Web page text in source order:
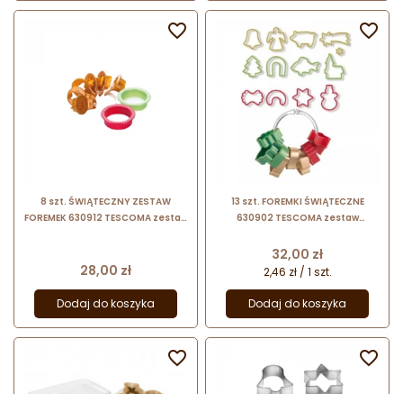
8 szt. ŚWIĄTECZNY ZESTAW
FOREMEK 630912 TESCOMA zestaw
Cena
28,00 zł
Dodaj do koszyka

13 szt. FOREMKI ŚWIĄTECZNE
630902 TESCOMA zestaw
wykrawania
Cena
32,00 zł
2,46 zł / 1 szt.
Dodaj do koszyka

 